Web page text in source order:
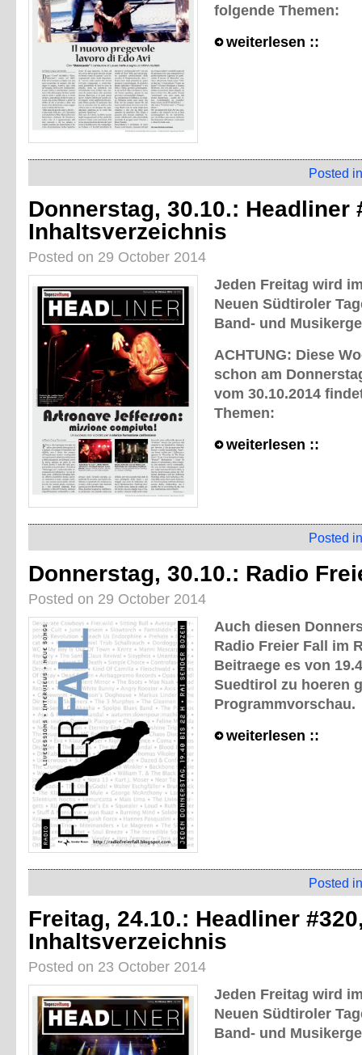
folgende Themen:
weiterlesen ::
Posted
Donnerstag, 30.10.: Headliner
Inhaltsverzeichnis
Posted on 29 October 2014
Jeden Freitag wird
Neuen Südtiroler
Band- und
ACHTUNG: Diese
schon am
vom 30.10.2014
Themen:
weiterlesen ::
Posted
Donnerstag, 30.10.: Radio
Posted on 29 October 2014
Auch diesen
Radio Freier Fall im
Beitraege es von
Suedtirol zu hoeren
Programmvorschau.
weiterlesen ::
Posted
Freitag, 24.10.: Headliner
Inhaltsverzeichnis
Posted on 23 October 2014
Jeden Freitag wird
Neuen Südtiroler
Band- und